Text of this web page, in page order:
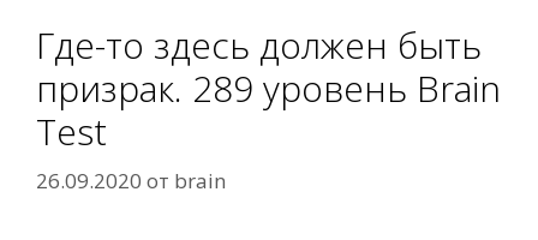
Где-то здесь должен быть
призрак. 289 уровень Brain
Test
26.09.2020 от brain